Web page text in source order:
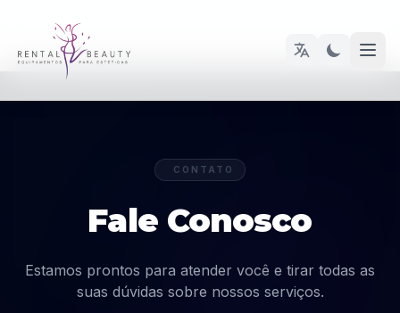
CONTATO
Fale Conosco
Estamos prontos para atender você e tirar todas as
suas dúvidas sobre nossos serviços.